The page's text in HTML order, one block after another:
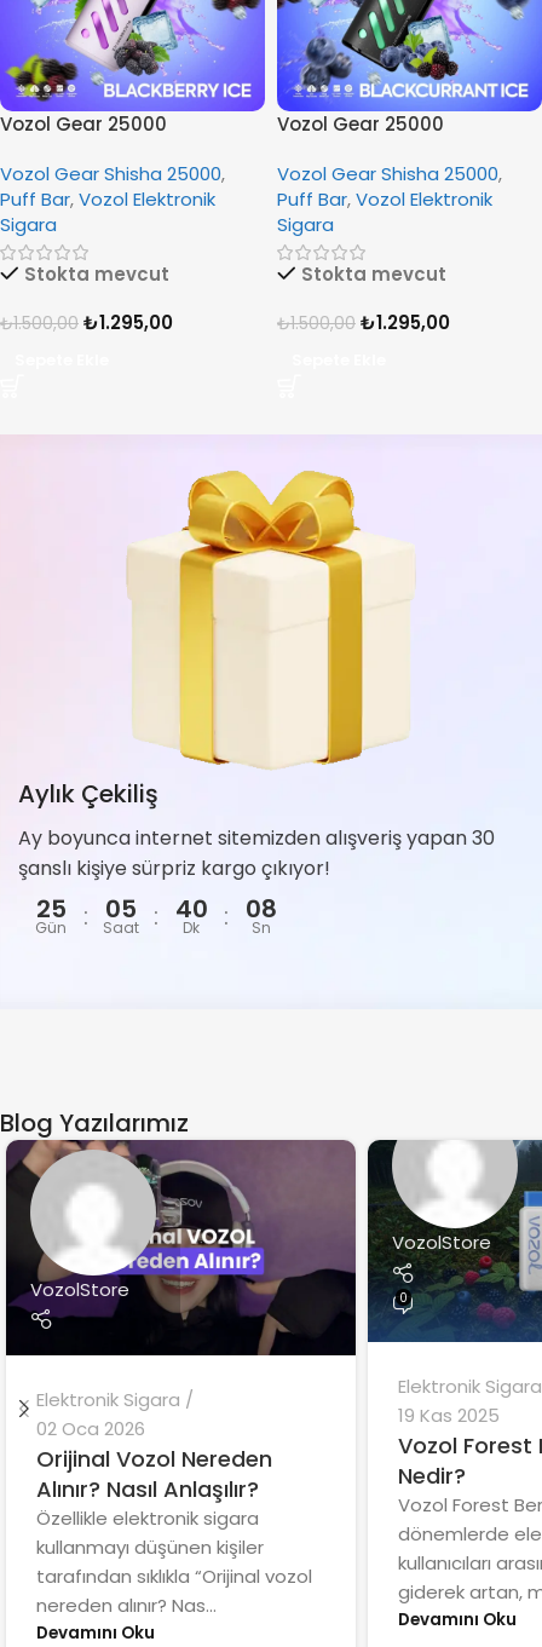
Vozol Gear 25000
Vozol Gear Shisha 25000,
Puff Bar,Vozol Elektronik
Sigara
Stokta mevcut
₺1.500,00 ₺1.295,00
Vozol Gear 25000
Vozol Gear Shisha 25000,
Puff Bar,Vozol Elektronik
Sigara
Stokta mevcut
₺1.500,00 ₺1.295,00
Aylık Çekiliş
Ay boyunca internet sitemizden alışveriş yapan 30
şanslı kişiye sürpriz kargo çıkıyor!
25
Gün : 05
Saat : 40
Dk : 07
Sn
Blog Yazılarımız
VozolStore
Elektronik Sigara
02 Oca 2026
Orijinal Vozol Nereden
Alınır? Nasıl Anlaşılır?
Özellikle elektronik sigara
kullanmayı düşünen kişiler
tarafından sıklıkla “Orijinal vozol
nereden alınır? Nas...
Devamını Oku
VozolStore
0
Elektronik Sigara
19 Kas 2025
Vozol Forest
Nedir?
Vozol Forest
dönemlerde
kullanıcıları
giderek artan,
Devamını Oku